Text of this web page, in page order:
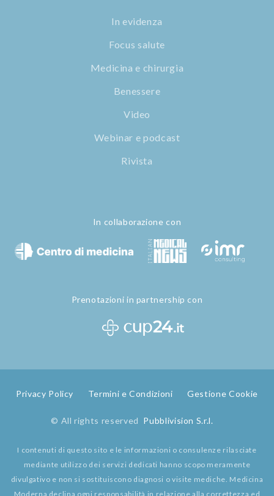
In evidenza
Focus salute
Medicina e chirurgia
Benessere
Video
Webinar e podcast
Rivista
In collaborazione con
Prenotazioni in partnership con
Privacy Policy Termini e Condizioni Gestione Cookie
© All rights reserved Pubblivision S.r.l.
I contenuti di questo sito e le informazioni o consulenze rilasciate
mediante utilizzo dei servizi dedicati hanno scopo meramente
divulgativo e non si sostituiscono diagnosi o visite mediche. Medicina
Moderna declina ogni responsabilità in relazione alla correttezza ed